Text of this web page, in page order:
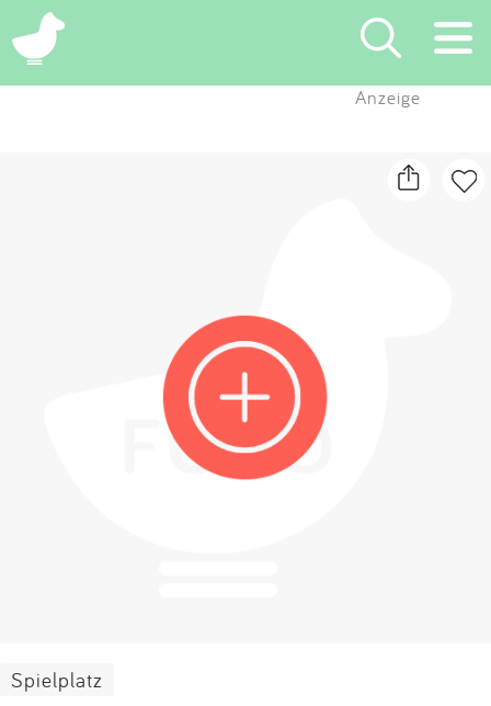
×
Blog
Partner
Kontakt
Impressum
Anzeige
Spielplatz